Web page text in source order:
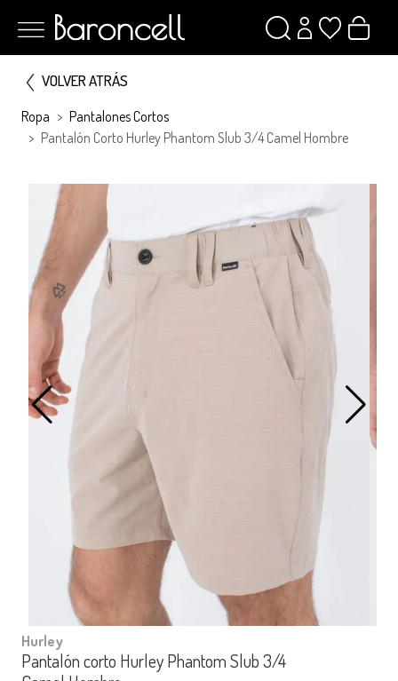
VOLVER ATRÁS
Ropa
Pantalones Cortos
Pantalón Corto Hurley Phantom Slub 3/4 Camel Hombre
Hurley
Pantalón corto Hurley Phantom Slub 3/4